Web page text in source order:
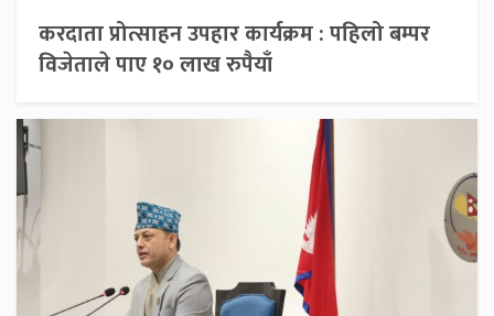
करदाता प्रोत्साहन उपहार कार्यक्रम : पहिलो बम्पर
विजेताले पाए १० लाख रुपैयाँ